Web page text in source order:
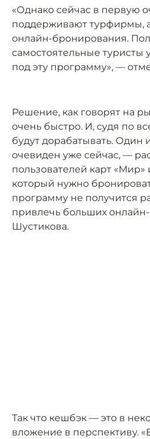
«Однако сейчас в первую
поддерживают турфирмы,
онлайн-бронирования.
самостоятельные туристы
под эту программу», —
Решение, как говорят на
очень быстро. И, судя по
будут дорабатывать. Один
очевиден уже сейчас, —
пользователей карт «Мир»
который нужно
программу не получится
привлечь больших онлайн-
Шустикова.
Так что кешбэк — это в
вложение в перспективу.